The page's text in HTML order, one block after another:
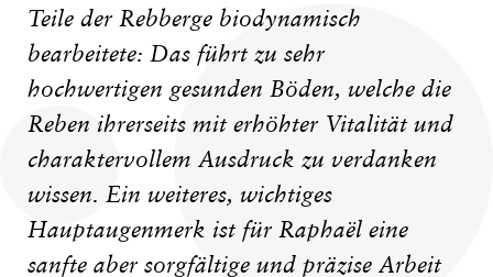
Teile der Rebberge biodynamisch
bearbeitete: Das führt zu sehr
hochwertigen gesunden Böden, welche die
Reben ihrerseits mit erhöhter Vitalität und
charaktervollem Ausdruck zu verdanken
wissen. Ein weiteres, wichtiges
Hauptaugenmerk ist für Raphaël eine
sanfte aber sorgfältige und präzise Arbeit